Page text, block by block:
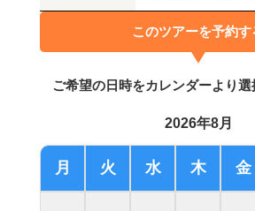
このツアーを予約す
ご希望の日時をカレンダーより
2026年8月
月 火 水 木 金